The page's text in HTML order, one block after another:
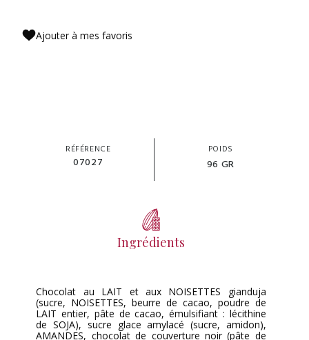
Ajouter à mes favoris
RÉFÉRENCE
07027
POIDS
96 GR
Ingrédients
Chocolat au LAIT et aux NOISETTES gianduja
(sucre, NOISETTES, beurre de cacao, poudre de
LAIT entier, pâte de cacao, émulsifiant : lécithine
de SOJA), sucre glace amylacé (sucre, amidon),
AMANDES, chocolat de couverture noir (pâte de